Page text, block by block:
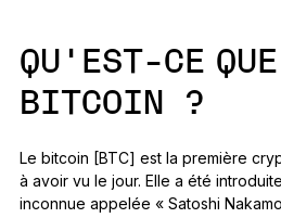
QU’EST-CE QUE
BITCOIN ?
Le bitcoin [BTC] est la première
à avoir vu le jour. Elle a été
inconnue appelée « Satoshi